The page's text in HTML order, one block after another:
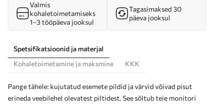
Valmis
kohaletoimetamiseks
1–3 tööpäeva jooksul
Tagasimaksed 30
päeva jooksul
Spetsifikatsioonid ja materjal
Kohaletoimetamine ja maksmine
KKK
Pange tähele: kujutatud esemete pildid ja värvid võivad pisut
erineda veebilehel olevatest piltidest. See sõltub teie monitori